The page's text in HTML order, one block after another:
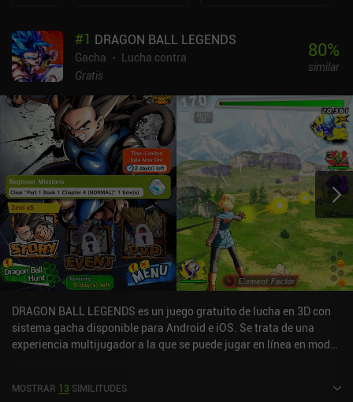
#1 DRAGON BALL LEGENDS
Gacha
Lucha contra
Gratis
80%
similar
DRAGON BALL LEGENDS es un juego gratuito de lucha en 3D con
sistema gacha disponible para Android e iOS. Se trata de una
experiencia multijugador a la que se puede jugar en línea en modo
y tiene actualmente una valoración de 4,4 sobre 5,0 en Google Play
MOSTRAR 13 SIMILITUDES